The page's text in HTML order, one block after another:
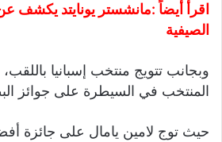
اقرأ أيضاً :مانشستر يونايتد يكشف
الصيفية
وبجانب تتويج منتخب إسبانيا
المنتخب في السيطرة على جوائز
حيث توج لامين يامال على جائزة